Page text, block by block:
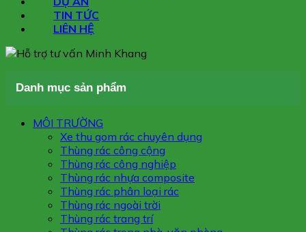
TIN TỨC
LIÊN HỆ
Danh mục sản phẩm
MÔI TRƯỜNG
Xe thu gom rác chuyên dụng
Thùng rác công cộng
Thùng rác công nghiệp
Thùng rác nhựa composite
Thùng rác phân loại rác
Thùng rác ngoài trời
Thùng rác trang trí